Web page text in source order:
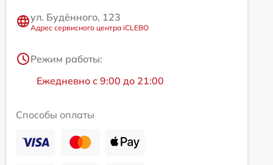
ул. Будённого, 123
Адрес сервисного центра iCLEBO
Режим работы:
Ежедневно с 9:00 до 21:00
Способы оплаты